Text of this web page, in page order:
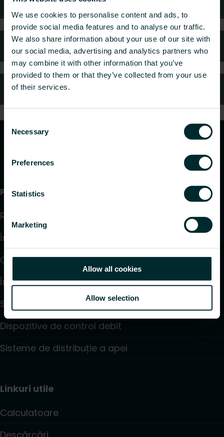
We use cookies to personalise content and ads, to
provide social media features and to analyse our traffic.
We also share information about your use of our site with
our social media, advertising and analytics partners who
may combine it with other information that you’ve
provided to them or that they’ve collected from your use
of their services.
Consent
Selection
Necessary
Preferences
Statistics
Marketing
Allow all cookies
Allow selection
Sfaturi tehnice
Întrebări frecvente
Servicii clienți
Produse
Radiatoare și Portprosoape
Încălzire în pardoseală
Convectoare și Ventiloconvectoare
Încălzire Electrică
Sisteme de Reglare și Control
Dispozitive de control debit
Sisteme de distribuție a apei
Linkuri utile
Calculatoare
Descărcări